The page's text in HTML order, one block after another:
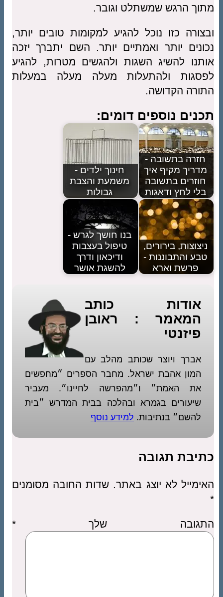
מתוך הרגש שמשתלט וגובר.
ובצורה כזו נוכל להגיע למקומות טובים יותר,
נכונים יותר ואמתיים יותר. השם יתברך יזכה
אותנו להשיג השגות ולהגשים מטרות, להגיע
לפסגות ולהתעלות מעלה מעלה במעלות
התורה הקדושה.
תכנים נוספים דומים:
חזרה בתשובה -
מדריך מקיף איך
חוזרים בתשובה
בלי לחץ ודאגות
חינוך ילדים -
משמעת והצבת
גבולות
ניצוצות, בירורים,
טבע והתבוננות -
פרשת וארא
בנו חושך לגרש -
טיפול בעצבות
ודיכאון ודרך
להשגת אושר
אודות כותב
המאמר : ראובן
פיזנטי
אברך ויוצר שכותב מהלב עם
המון אהבת ישראל. מחבר הספרים ״מחפשים
את האמת״ ו״מהפרשה לחיינו״. מעביר
שיעורים בגמרא ובהלכה בבית המדרש ״בית
להשם״ בנתיבות. למידע נוסף
כתיבת תגובה
האימייל לא יוצג באתר. שדות החובה מסומנים
*
התגובה שלך*